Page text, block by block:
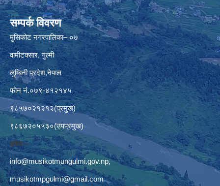
सम्पर्क विवरण
मुसिकोट नगरपालिका– ०७
वामीटक्सार, गुल्मी
लुम्बिनी प्रदेश,नेपाल
फोन नं.०७९-४१२१४५
९८५७०२१२१२(प्रमुख)
९८६७२०५५३०(उपप्रमुख)
इमेलः–
info@musikotmungulmi.gov.np,
musikotmpgulmi@gmail.com